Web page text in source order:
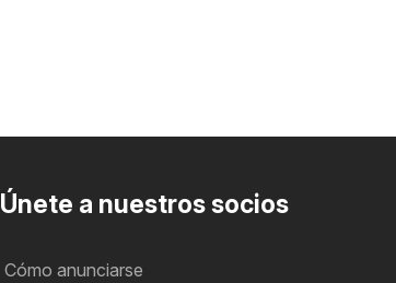
Únete a nuestros socios
Cómo anunciarse